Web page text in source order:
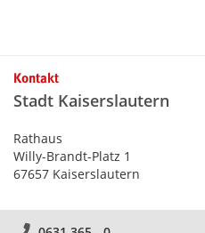
Kontakt
Stadt Kaiserslautern
Rathaus
Willy-Brandt-Platz 1
67657 Kaiserslautern